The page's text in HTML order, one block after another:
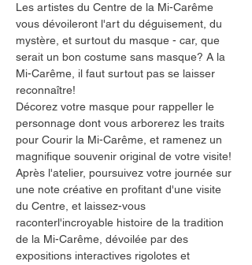
Les artistes du Centre de la Mi-Carême
vous dévoileront l'art du déguisement, du
mystère, et surtout du masque - car, que
serait un bon costume sans masque? A la
Mi-Carême, il faut surtout pas se laisser
reconnaître!
Décorez votre masque pour rappeller le
personnage dont vous arborerez les traits
pour Courir la Mi-Carême, et ramenez un
magnifique souvenir original de votre visite!
Après l'atelier, poursuivez votre journée sur
une note créative en profitant d'une visite
du Centre, et laissez-vous
raconterl'incroyable histoire de la tradition
de la Mi-Carême, dévoilée par des
expositions interactives rigolotes et